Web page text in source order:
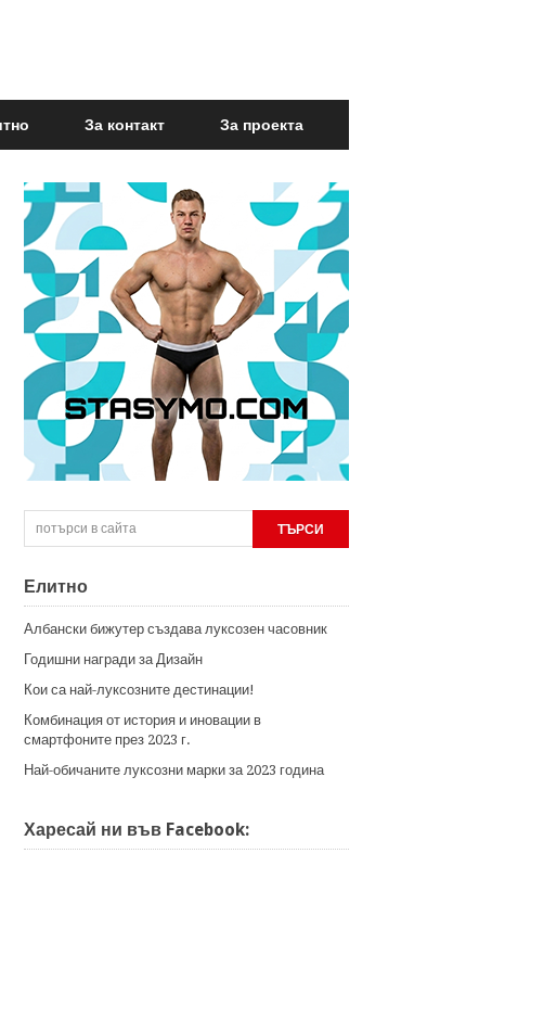
За контакт За проекта
Елитно
Албански бижутер създава луксозен часовник
Годишни награди за Дизайн
Кои са най-луксозните дестинации!
Комбинация от история и иновации в
смартфоните през 2023 г.
Най-обичаните луксозни марки за 2023 година
Харесай ни във Facebook: